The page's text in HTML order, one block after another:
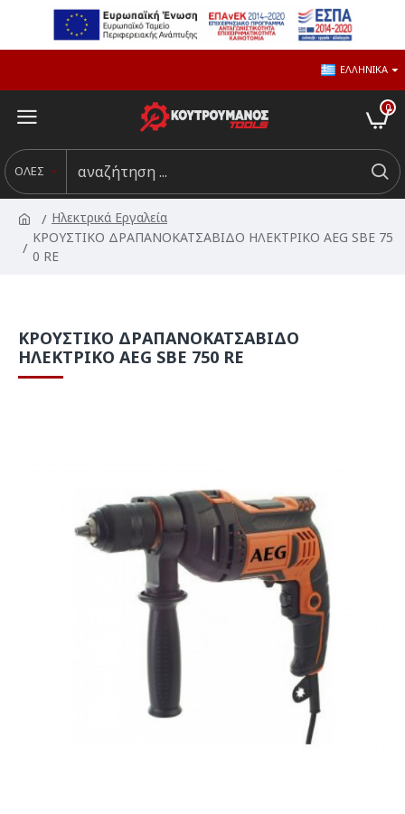
ΕΛΛΗΝΙΚΆ
0
ΟΛΕΣ
Ηλεκτρικά Εργαλεία
ΚΡΟΥΣΤΙΚΟ ΔΡΑΠΑΝΟΚΑΤΣΑΒΙΔΟ ΗΛΕΚΤΡΙΚΟ AEG SBE 75
0 RE
ΚΡΟΥΣΤΙΚΟ ΔΡΑΠΑΝΟΚΑΤΣΑΒΙΔΟ
ΗΛΕΚΤΡΙΚΟ AEG SBE 750 RE